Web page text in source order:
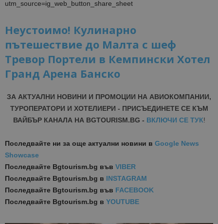
utm_source=ig_web_button_share_sheet
Неустоимо! Кулинарно
пътешествие до Малта с шеф
Тревор Портели в Кемпински Хотел
Гранд Арена Банско
ЗА АКТУАЛНИ НОВИНИ И ПРОМОЦИИ НА АВИОКОМПАНИИ,
ТУРОПЕРАТОРИ И ХОТЕЛИЕРИ - ПРИСЪЕДИНЕТЕ СЕ КЪМ
ВАЙБЪР КАНАЛА НА BGTOURISM.BG - ВКЛЮЧИ СЕ ТУК!
Последвайте ни за още актуални новини в Google News
Showcase
Последвайте Bgtourism.bg във VIBER
Последвайте Bgtourism.bg в INSTAGRAM
Последвайте Bgtourism.bg във FACEBOOK
Последвайте Bgtourism.bg в YOUTUBE